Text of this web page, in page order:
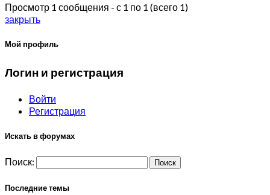
Просмотр 1 сообщения - с 1 по 1 (всего 1)
закрыть
Мой профиль
Логин и регистрация
Войти
Регистрация
Искать в форумах
Поиск:
Последние темы